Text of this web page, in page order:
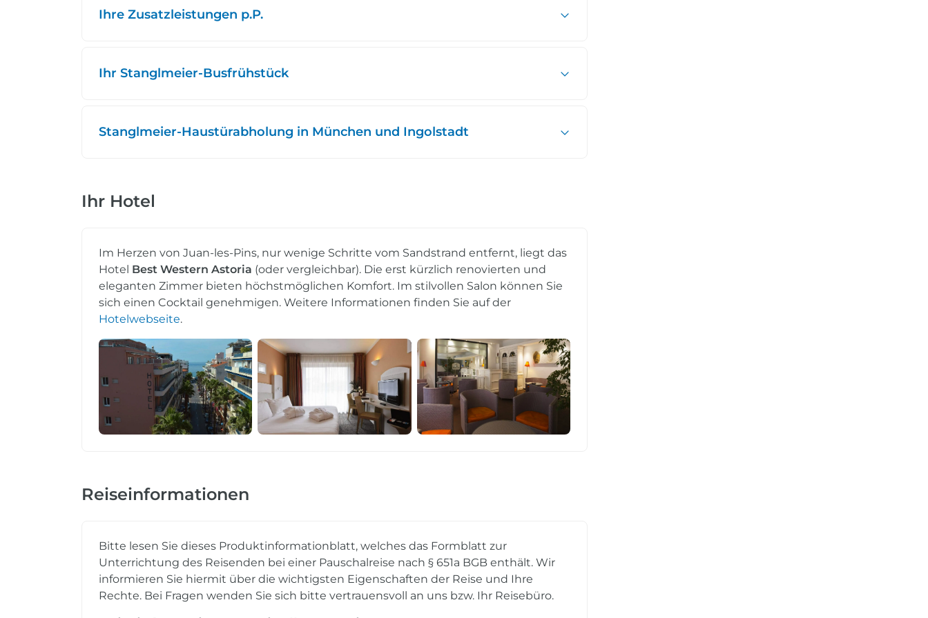
Ihre Zusatzleistungen p.P.
Ihr Stanglmeier-Busfrühstück
Stanglmeier-Haustürabholung in München und Ingolstadt
Ihr Hotel
Im Herzen von Juan-les-Pins, nur wenige Schritte vom Sandstrand entfernt, liegt das
Hotel Best Western Astoria (oder vergleichbar). Die erst kürzlich renovierten und
eleganten Zimmer bieten höchstmöglichen Komfort. Im stilvollen Salon können Sie
sich einen Cocktail genehmigen. Weitere Informationen finden Sie auf der
Hotelwebseite.
Reiseinformationen
Bitte lesen Sie dieses Produktinformationblatt, welches das Formblatt zur
Unterrichtung des Reisenden bei einer Pauschalreise nach § 651a BGB enthält. Wir
informieren Sie hiermit über die wichtigsten Eigenschaften der Reise und Ihre
Rechte. Bei Fragen wenden Sie sich bitte vertrauensvoll an uns bzw. Ihr Reisebüro.